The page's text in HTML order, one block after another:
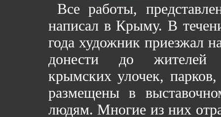
Все работы,
написал в Крыму. В
года художник приезжал
донести до жителей
крымских улочек,
размещены в
людям. Многие из них